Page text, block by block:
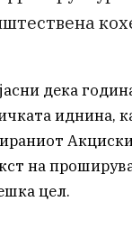
дека
иднина,
на
цел.